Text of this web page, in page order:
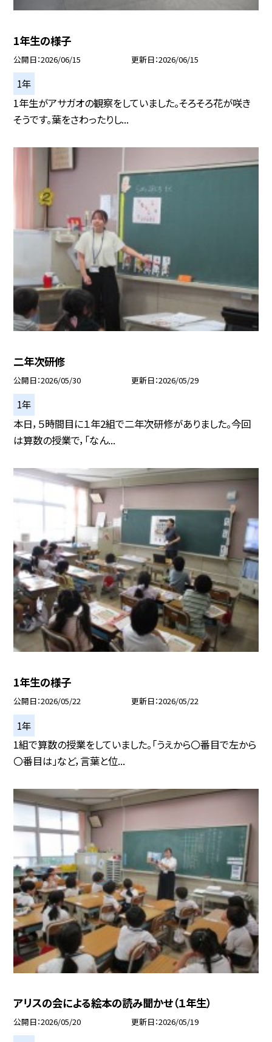
1年生の様子
公開日 2026/06/15 更新日 2026/06/15
1年
1年生がアサガオの観察をしていました。そろそろ花が咲き
そうです。葉をさわったりし...
二年次研修
公開日 2026/05/30 更新日 2026/05/29
1年
本日，５時間目に１年2組で二年次研修がありました。今回
は算数の授業で，「なん...
1年生の様子
公開日 2026/05/22 更新日 2026/05/22
1年
1組で算数の授業をしていました。「うえから〇番目で左から
〇番目は」など，言葉と位...
アリスの会による絵本の読み聞かせ（１年生）
公開日 2026/05/20 更新日 2026/05/19